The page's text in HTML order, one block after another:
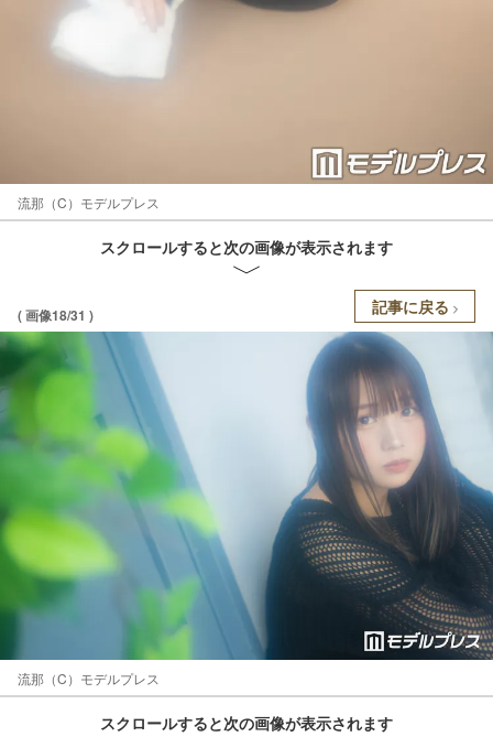
流那（C）モデルプレス
スクロールすると次の画像が表示されます
( 画像18/31 ) 記事に戻る
流那（C）モデルプレス
スクロールすると次の画像が表示されます